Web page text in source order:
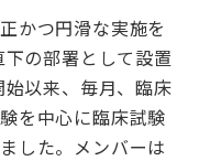
かつ円滑な実施を
の部署として設置
以来、毎月、臨床
を中心に臨床試験
した。メンバーは